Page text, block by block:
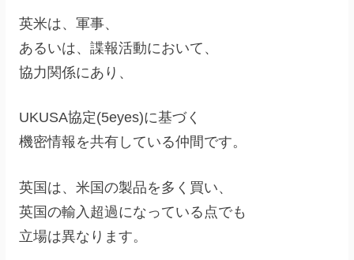
英米は、軍事、
あるいは、諜報活動において、
協力関係にあり、
UKUSA協定(5eyes)に基づく
機密情報を共有している仲間です。
英国は、米国の製品を多く買い、
英国の輸入超過になっている点でも
立場は異なります。